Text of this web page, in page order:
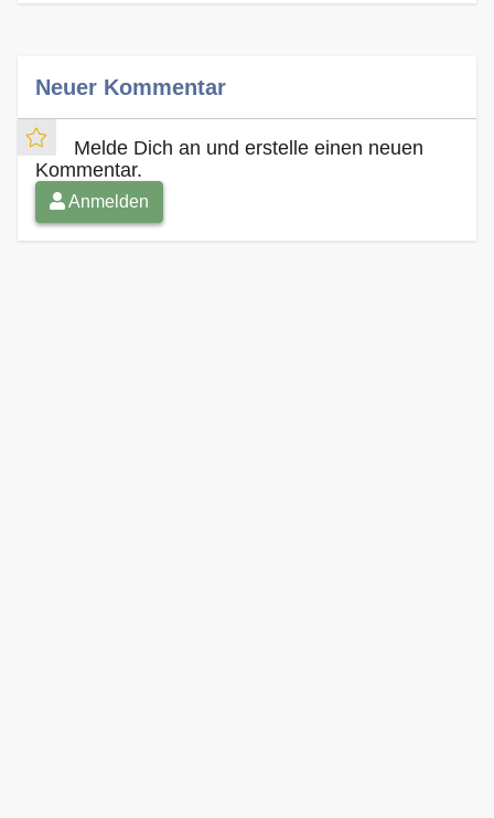
Neuer Kommentar
Melde Dich an und erstelle einen neuen
Kommentar.
Anmelden